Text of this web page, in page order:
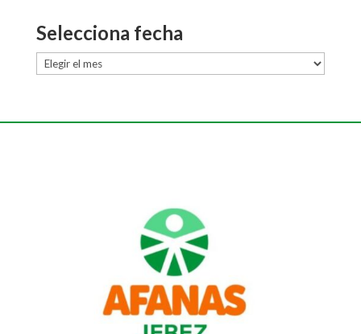
Selecciona fecha
Selecciona